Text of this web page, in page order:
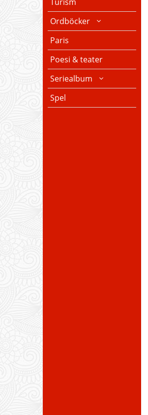
Ordböcker
Paris
Poesi & teater
Seriealbum
Spel